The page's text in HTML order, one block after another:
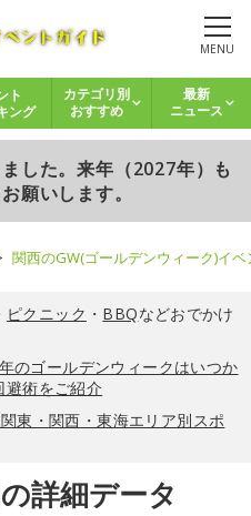
MENU
ト
ング
カテゴリ別
おすすめ
最新
ニュース
した。来年（2027年）も
願いします。
関西のGW(ゴールデンウィーク)イ
ピクニック ・ BBQなどおでかけ
のゴールデンウィークはいつか
避術をご紹介
東・関西・東海エリア別スポ
詳細データ